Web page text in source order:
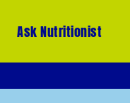
Ask Nutritionist